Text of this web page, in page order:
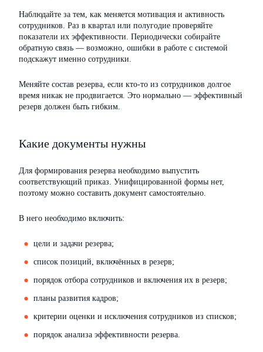
Наблюдайте за тем, как меняется мотивация и активность
сотрудников. Раз в квартал или полугодие проверяйте
показатели их эффективности. Периодически собирайте
обратную связь — возможно, ошибки в работе с системой
подскажут именно сотрудники.
Меняйте состав резерва, если кто-то из сотрудников долгое
время никак не продвигается. Это нормально — эффективный
резерв должен быть гибким.
Какие документы нужны
Для формирования резерва необходимо выпустить
соответствующий приказ. Унифицированной формы нет,
поэтому можно составить документ самостоятельно.
В него необходимо включить:
цели и задачи резерва;
список позиций, включённых в резерв;
порядок отбора сотрудников и включения их в резерв;
планы развития кадров;
критерии оценки и исключения сотрудников из списков;
порядок анализа эффективности резерва.